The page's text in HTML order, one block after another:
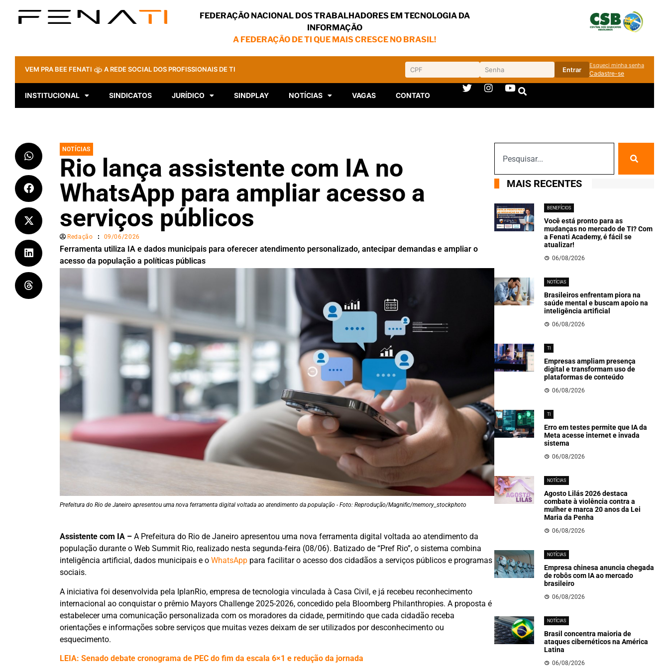
FEDERAÇÃO NACIONAL DOS TRABALHADORES EM TECNOLOGIA DA
INFORMAÇÃO
A FEDERAÇÃO DE TI QUE MAIS CRESCE NO BRASIL!
VEM PRA BEE FENATI A REDE SOCIAL DOS PROFISSIONAIS DE TI Entrar
Esqueci minha senha
Cadastre-se
INSTITUCIONAL SINDICATOS JURÍDICO SINDPLAY NOTÍCIAS VAGAS CONTATO
NOTÍCIAS
Rio lança assistente com IA no
WhatsApp para ampliar acesso a
serviços públicos
Redação 09/06/2026
Ferramenta utiliza IA e dados municipais para oferecer atendimento personalizado, antecipar demandas e ampliar o
acesso da população a políticas públicas
Prefeitura do Rio de Janeiro apresentou uma nova ferramenta digital voltada ao atendimento da população - Foto: Reprodução/Magnific/memory_stockphoto
Assistente com IA –A Prefeitura do Rio de Janeiro apresentou uma nova ferramenta digital voltada ao atendimento da
população durante o Web Summit Rio, realizado nesta segunda-feira (08/06). Batizado de “Pref Rio”, o sistema combina
inteligência artificial, dados municipais e o WhatsApppara facilitar o acesso dos cidadãos a serviços públicos e programas
sociais.
A iniciativa foi desenvolvida pela IplanRio, empresa de tecnologia vinculada à Casa Civil, e já recebeu reconhecimento
internacional ao conquistar o prêmio Mayors Challenge 2025-2026, concedido pela Bloomberg Philanthropies. A proposta é
estabelecer uma comunicação personalizada com os moradores da cidade, permitindo que cada cidadão receba
orientações e informações sobre serviços que muitas vezes deixam de ser utilizados por desconhecimento ou
esquecimento.
LEIA: Senado debate cronograma de PEC do fim da escala 6×1 e redução da jornada
MAIS RECENTES
BENEFÍCIOS
Você está pronto para as
mudanças no mercado de TI? Com
a Fenati Academy, é fácil se
atualizar!
06/08/2026
NOTÍCIAS
Brasileiros enfrentam piora na
saúde mental e buscam apoio na
inteligência artificial
06/08/2026
TI
Empresas ampliam presença
digital e transformam uso de
plataformas de conteúdo
06/08/2026
TI
Erro em testes permite que IA da
Meta acesse internet e invada
sistema
06/08/2026
NOTÍCIAS
Agosto Lilás 2026 destaca
combate à violência contra a
mulher e marca 20 anos da Lei
Maria da Penha
06/08/2026
NOTÍCIAS
Empresa chinesa anuncia chegada
de robôs com IA ao mercado
brasileiro
06/08/2026
NOTÍCIAS
Brasil concentra maioria de
ataques cibernéticos na América
Latina
06/08/2026